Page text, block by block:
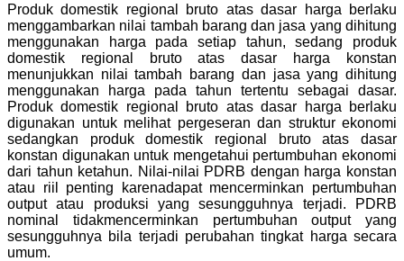
Produk domestik regional bruto atas dasar harga berlaku
menggambarkan nilai tambah barang dan jasa yang dihitung
menggunakan harga pada setiap tahun, sedang produk
domestik regional bruto atas dasar harga konstan
menunjukkan nilai tambah barang dan jasa yang dihitung
menggunakan harga pada tahun tertentu sebagai dasar.
Produk domestik regional bruto atas dasar harga berlaku
digunakan untuk melihat pergeseran dan struktur ekonomi
sedangkan produk domestik regional bruto atas dasar
konstan digunakan untuk mengetahui pertumbuhan ekonomi
dari tahun ketahun. Nilai-nilai PDRB dengan harga konstan
atau riil penting karenadapat mencerminkan pertumbuhan
output atau produksi yang sesungguhnya terjadi. PDRB
nominal tidakmencerminkan pertumbuhan output yang
sesungguhnya bila terjadi perubahan tingkat harga secara
umum.